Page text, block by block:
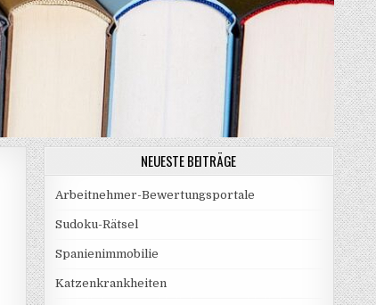
NEUESTE BEITRÄGE
Arbeitnehmer-Bewertungsportale
Sudoku-Rätsel
Spanienimmobilie
Katzenkrankheiten